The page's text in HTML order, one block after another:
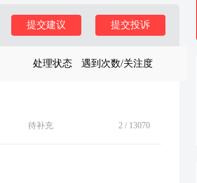
提交投诉
提交建议
处理状态 遇到次数/关注度
待补充 2 / 13070